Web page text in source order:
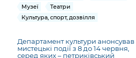
Музеї
Театри
Культура, спорт, дозвілля
Департамент культури анонсував
мистецькі події з 8 до 14 червня,
серед яких – петриківський